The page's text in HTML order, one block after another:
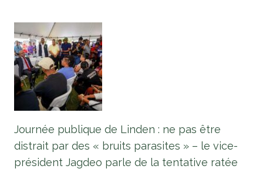
Journée publique de Linden : ne pas être
distrait par des « bruits parasites » – le vice-
président Jagdeo parle de la tentative ratée